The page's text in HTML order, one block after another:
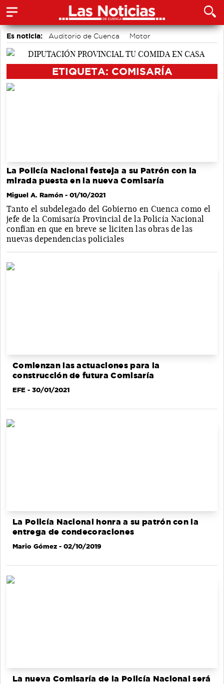
Es noticia: Auditorio de Cuenca
Motor
accidentes laborales
ETIQUETA: COMISARÍA
La Policía Nacional festeja a su Patrón con la
mirada puesta en la nueva Comisaría
Miguel A. Ramón - 01/10/2021
Tanto el subdelegado del Gobierno en Cuenca como el
jefe de la Comisaría Provincial de la Policía Nacional
confían en que en breve se liciten las obras de las
nuevas dependencias policiales
Comienzan las actuaciones para la
construcción de futura Comisaría
EFE - 30/01/2021
La Policía Nacional honra a su patrón con la
entrega de condecoraciones
Mario Gómez - 02/10/2019
La nueva Comisaría de la Policía Nacional será